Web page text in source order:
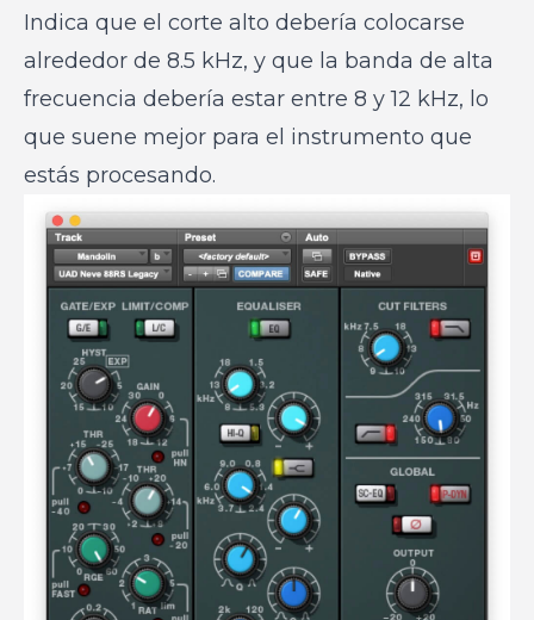
Indica que el corte alto debería colocarse
alrededor de 8.5 kHz, y que la banda de alta
frecuencia debería estar entre 8 y 12 kHz, lo
que suene mejor para el instrumento que
estás procesando.